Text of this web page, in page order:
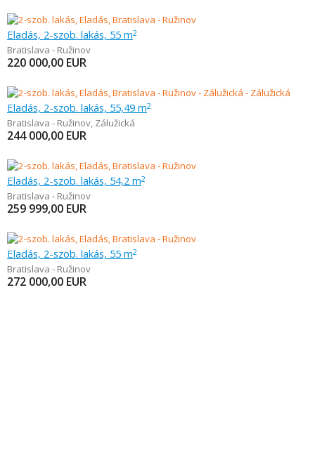
Eladás, 2-szob. lakás, 55 m2
Bratislava - Ružinov
220 000,00 EUR
Eladás, 2-szob. lakás, 55,49 m2
Bratislava - Ružinov, Zálužická
244 000,00 EUR
Eladás, 2-szob. lakás, 54,2 m2
Bratislava - Ružinov
259 999,00 EUR
Eladás, 2-szob. lakás, 55 m2
Bratislava - Ružinov
272 000,00 EUR